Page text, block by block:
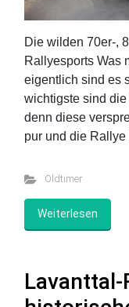
Die wilden 70er-,
Rallyesports Was
eigentlich sind es
wichtigste sind
denn diese
pur und die
Oldtimer
Weiterlesen
Lavanttal-